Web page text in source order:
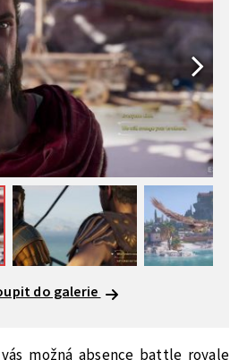
do galerie
možná absence battle royale